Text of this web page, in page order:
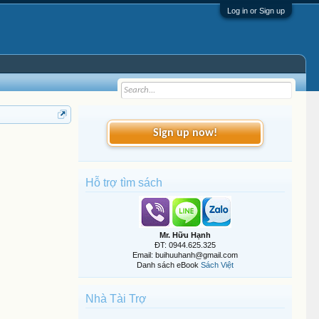
Log in or Sign up
Sign up now!
Hỗ trợ tìm sách
Mr. Hữu Hạnh
ĐT: 0944.625.325
Email: buihuuhanh@gmail.com
Danh sách eBook Sách Việt
Nhà Tài Trợ